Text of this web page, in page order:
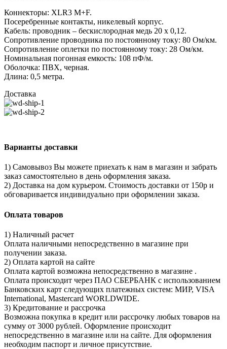
Коннекторы: XLR3 M+F.
Посеребренные контакты, никелевый корпус.
Кабель: проводник – бескислородная медь 20 х 0,12.
Сопротивление проводника по постоянному току: 80 Ом/км.
Сопротивление оплетки по постоянному току: 28 Ом/км.
Номинальная погонная емкость: 108 пФ/м.
Оболочка: ПВХ, черная.
Длина: 0,5 метра.
Доставка
Варианты доставки
1) Самовывоз Вы можете приехать к нам в магазин и забрать
заказ самостоятельно в день оформления заказа.
2) Доставка на дом курьером. Стоимость доставки от 150р и
обговаривается индивидуально при оформлении заказа.
Оплата товаров
1) Наличный расчет
Оплата наличными непосредственно в магазине при
получении заказа.
2) Оплата картой на сайте
Оплата картой возможна непосредственно в магазине .
Оплата происходит через ПАО СБЕРБАНК с использованием
Банковских карт следующих платежных систем: МИР, VISA
International, Mastercard WORLDWIDE.
3) Кредитование и рассрочка
Возможна покупка в кредит или рассрочку любых товаров на
сумму от 3000 рублей. Оформление происходит
непосредственно в магазине или на сайте. Для оформления
необходим паспорт и личное присутствие.